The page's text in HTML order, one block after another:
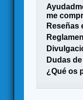
me
Reseñas
Dudas
¿Qué os